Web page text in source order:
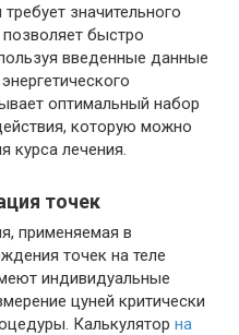
значительного
быстро
введенные данные
оптимальный набор
которую можно
курса лечения.
точек
применяемая в
точек на теле
индивидуальные
цуней критически
Калькулятор на